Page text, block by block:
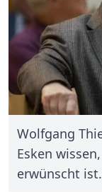
Wolfgang
Esken
erwünscht